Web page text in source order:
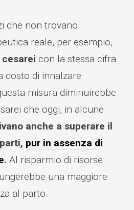
che non trovano
reale, per esempio,
con la stessa cifra
costo di innalzare
misura diminuirebbe
che oggi, in alcune
anche a superare il
pur in assenza di
.Al risparmio di risorse
una maggiore
al parto.